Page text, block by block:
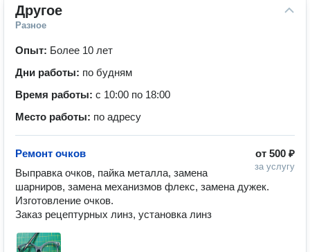
Другое
Разное
Опыт: Более 10 лет
Дни работы: по будням
Время работы: с 10:00 по 18:00
Место работы: по адресу
от 500 ₽
за услугу
Ремонт очков
Выправка очков, пайка металла, замена
шарниров, замена механизмов флекс, замена дужек.
Изготовление очков.
Заказ рецептурных линз, установка линз